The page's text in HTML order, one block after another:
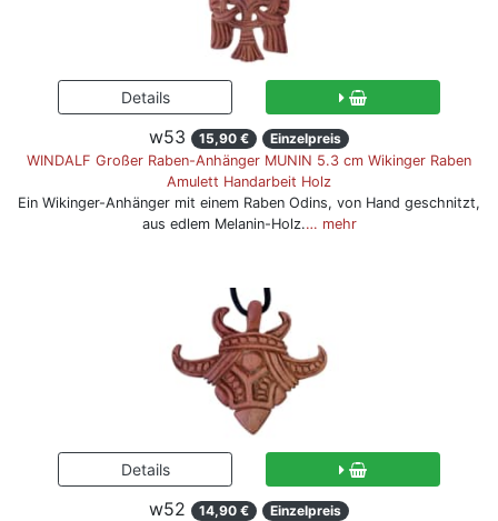
w53 15,90 €
Einzelpreis
WINDALF Großer Raben-Anhänger MUNIN 5.3 cm Wikinger Raben
Amulett Handarbeit Holz
Ein Wikinger-Anhänger mit einem Raben Odins, von Hand geschnitzt,
aus edlem Melanin-Holz.… mehr
w52 14,90 €
Einzelpreis